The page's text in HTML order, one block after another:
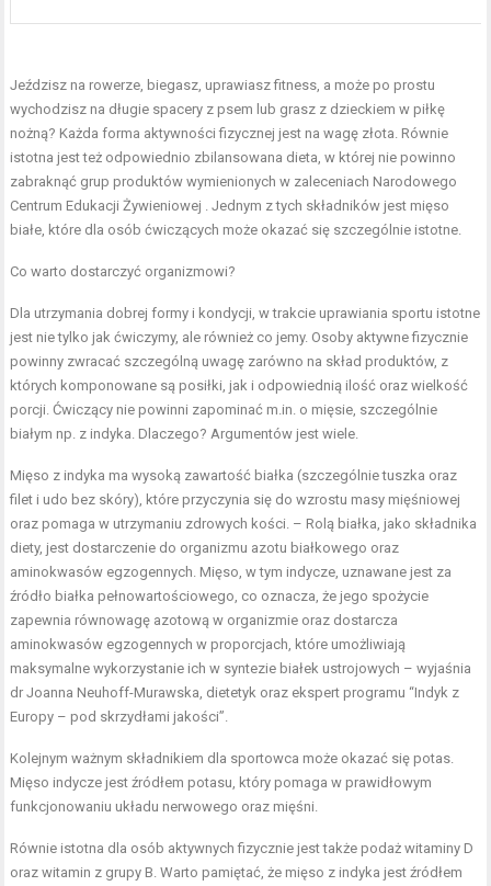
Jeździsz na rowerze, biegasz, uprawiasz fitness, a może po prostu
wychodzisz na długie spacery z psem lub grasz z dzieckiem w piłkę
nożną? Każda forma aktywności fizycznej jest na wagę złota. Równie
istotna jest też odpowiednio zbilansowana dieta, w której nie powinno
zabraknąć grup produktów wymienionych w zaleceniach Narodowego
Centrum Edukacji Żywieniowej . Jednym z tych składników jest mięso
białe, które dla osób ćwiczących może okazać się szczególnie istotne.
Co warto dostarczyć organizmowi?
Dla utrzymania dobrej formy i kondycji, w trakcie uprawiania sportu istotne
jest nie tylko jak ćwiczymy, ale również co jemy. Osoby aktywne fizycznie
powinny zwracać szczególną uwagę zarówno na skład produktów, z
których komponowane są posiłki, jak i odpowiednią ilość oraz wielkość
porcji. Ćwiczący nie powinni zapominać m.in. o mięsie, szczególnie
białym np. z indyka. Dlaczego? Argumentów jest wiele.
Mięso z indyka ma wysoką zawartość białka (szczególnie tuszka oraz
filet i udo bez skóry), które przyczynia się do wzrostu masy mięśniowej
oraz pomaga w utrzymaniu zdrowych kości. – Rolą białka, jako składnika
diety, jest dostarczenie do organizmu azotu białkowego oraz
aminokwasów egzogennych. Mięso, w tym indycze, uznawane jest za
źródło białka pełnowartościowego, co oznacza, że jego spożycie
zapewnia równowagę azotową w organizmie oraz dostarcza
aminokwasów egzogennych w proporcjach, które umożliwiają
maksymalne wykorzystanie ich w syntezie białek ustrojowych – wyjaśnia
dr Joanna Neuhoff-Murawska, dietetyk oraz ekspert programu “Indyk z
Europy – pod skrzydłami jakości”.
Kolejnym ważnym składnikiem dla sportowca może okazać się potas.
Mięso indycze jest źródłem potasu, który pomaga w prawidłowym
funkcjonowaniu układu nerwowego oraz mięśni.
Równie istotna dla osób aktywnych fizycznie jest także podaż witaminy D
oraz witamin z grupy B. Warto pamiętać, że mięso z indyka jest źródłem